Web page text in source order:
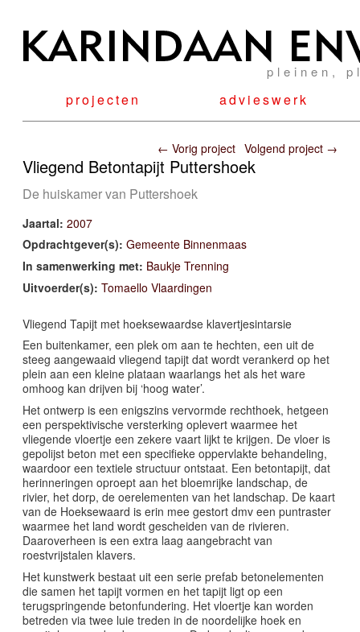
pleinen,
projecten advieswerk
← Vorig project Volgend project →
Vliegend Betontapijt Puttershoek
De huiskamer van Puttershoek
Jaartal: 2007
Opdrachtgever(s): Gemeente Binnenmaas
In samenwerking met: Baukje Trenning
Uitvoerder(s): Tomaello Vlaardingen
Vliegend Tapijt met hoeksewaardse klavertjesintarsie
Een buitenkamer, een plek om aan te hechten, een uit de
steeg aangewaaid vliegend tapijt dat wordt verankerd op het
plein aan een kleine plataan waarlangs het als het ware
omhoog kan drijven bij ‘hoog water’.
Het ontwerp is een enigszins vervormde rechthoek, hetgeen
een perspektivische versterking oplevert waarmee het
vliegende vloertje een zekere vaart lijkt te krijgen. De vloer is
gepolijst beton met een specifieke oppervlakte behandeling,
waardoor een textiele structuur ontstaat. Een betontapijt, dat
herinneringen oproept aan het bloemrijke landschap, de
rivier, het dorp, de oerelementen van het landschap. De kaart
van de Hoeksewaard is erin mee gestort dmv een puntraster
waarmee het land wordt gescheiden van de rivieren.
Daaroverheen is een extra laag aangebracht van
roestvrijstalen klavers.
Het kunstwerk bestaat uit een serie prefab betonelementen
die samen het tapijt vormen en het tapijt ligt op een
terugspringende betonfundering. Het vloertje kan worden
betreden via twee luie treden in de noordelijke hoek en